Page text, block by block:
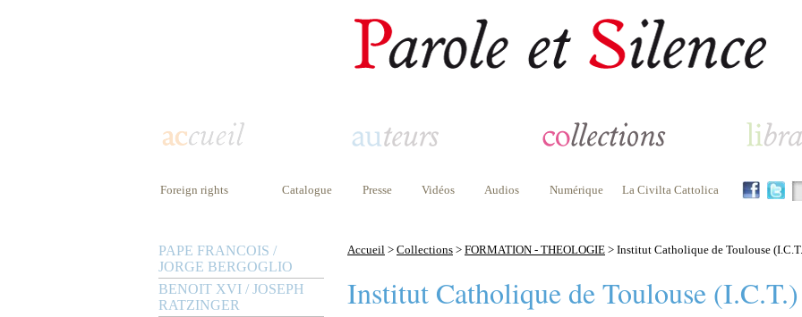
Foreign rights Catalogue Presse Vidéos Audios Numérique La Civilta Cattolica
PAPE FRANCOIS /
JORGE BERGOGLIO
BENOIT XVI / JOSEPH
RATZINGER
Accueil > Collections > FORMATION - THEOLOGIE > Institut Catholique de Toulouse
Institut Catholique de Toulouse (I.C.T.)